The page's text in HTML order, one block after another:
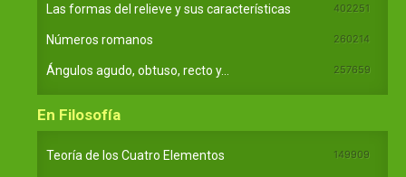
Las formas del relieve y sus características 402251
Números romanos 260214
Ángulos agudo, obtuso, recto y... 257659
En Filosofía
Teoría de los Cuatro Elementos 149909